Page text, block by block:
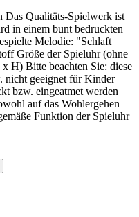
Qualitäts-Spielwerk ist
in einem bunt bedruckten
Melodie: "Schlaft
Größe der Spieluhr (ohne
H) Bitte beachten Sie: diese
nicht geeignet für Kinder
bzw. eingeatmet werden
auf das Wohlergehen
Funktion der Spieluhr